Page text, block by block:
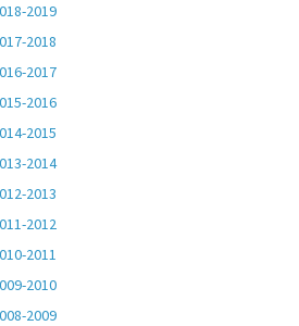
2019
2018
2017
2016
2015
2014
2013
2012
2011
2010
2009